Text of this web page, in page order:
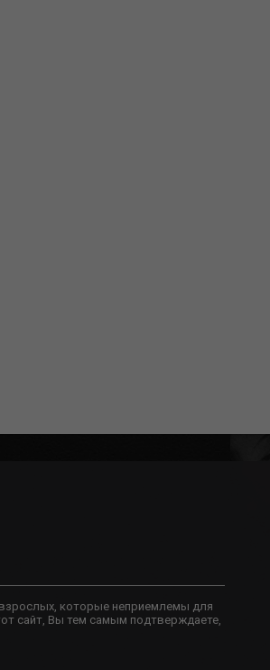
которые неприемлемы для
сайт, Вы тем самым подтверждаете,